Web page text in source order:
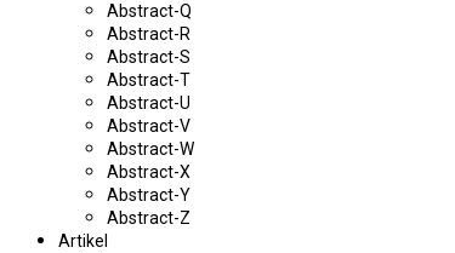
Abstract-Q
Abstract-R
Abstract-S
Abstract-T
Abstract-U
Abstract-V
Abstract-W
Abstract-X
Abstract-Y
Abstract-Z
Artikel